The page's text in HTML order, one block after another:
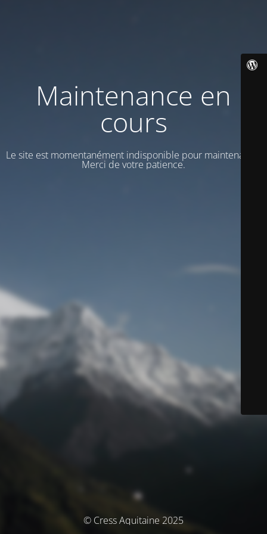
Maintenance en
cours
Le site est momentanément indisponible pour maintenance.
Merci de votre patience.
© Cress Aquitaine 2025